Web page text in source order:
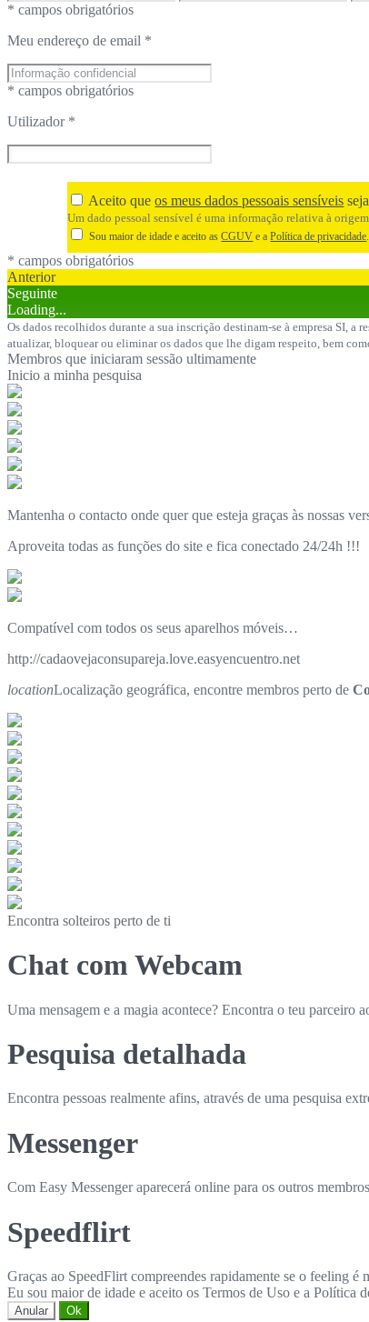
* campos obrigatórios
Meu endereço de email *
* campos obrigatórios
Utilizador *
Aceito queos meus dados pessoais sensíveis
Um dado pessoal sensível é uma informação relativa à
Sou maior de idade e aceito asCGUV e aPolítica de privacidade
* campos obrigatórios
Anterior
Seguinte
Loading...
Os dados recolhidos durante a sua inscrição destinam-se à empresa SI,
atualizar, bloquear ou eliminar os dados que lhe digam respeito, bem
Membros que iniciaram sessão ultimamente
Inicio a minha pesquisa
Mantenha o contacto onde quer que esteja graças às nossas
Aproveita todas as funções do site e fica conectado 24/24h !!!
Compatível com todos os seus aparelhos móveis…
http://cadaovejaconsupareja.love.easyencuentro.net
locationLocalização geográfica, encontre membros perto de
Encontra solteiros perto de ti
Chat com Webcam
Uma mensagem e a magia acontece? Encontra o teu parceiro
Pesquisa detalhada
Encontra pessoas realmente afins, através de uma pesquisa
Messenger
Com Easy Messenger aparecerá online para os outros
Speedflirt
Graças ao SpeedFlirt compreendes rapidamente se o feeling é
Eu sou maior de idade e aceito os Termos de Uso e a Política
Anular Ok